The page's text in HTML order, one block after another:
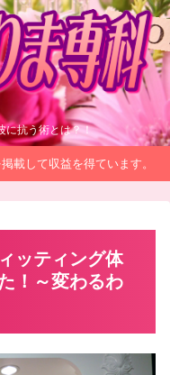
に抗う術とは？！
載して収益を得ています。
ッティング体
！～変わるわ